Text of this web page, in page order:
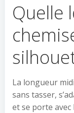
Quelle
La longueur
sans tasser,
et se porte